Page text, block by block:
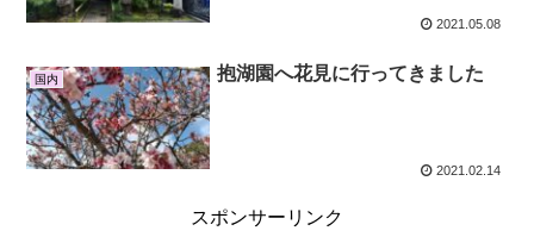
2021.05.08
国内 抱湖園へ花見に行ってきました
2021.02.14
スポンサーリンク